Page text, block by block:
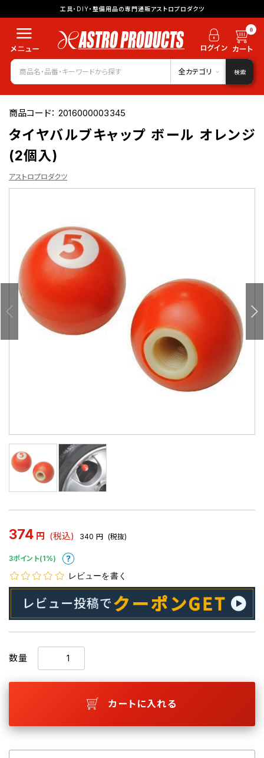
工具・DIY・整備用品の専門通販アストロプロダクツ
0
全カテゴリ 検索
商品コード：2016000003345
タイヤバルブキャップ ボール オレンジ
(2個入)
アストロプロダクツ
374 円 (税込) 340 円 (税抜)
3ポイント(1%)
レビューを書く
数量
カートに入れる